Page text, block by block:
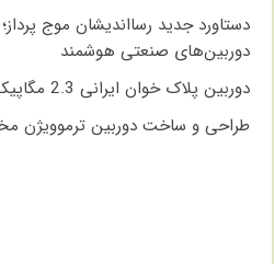
دستاورد جدید رسااندیشان موج
دوربین‌های صنعتی هوشمند
دوربین پلاک خوان ایرانی 2.3 مگاپیکسلی
طراحی و ساخت دوربین ترموویژن